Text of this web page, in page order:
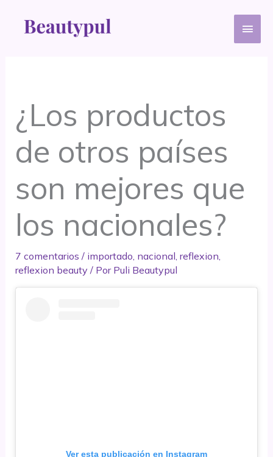
¿Los productos
de otros países
son mejores que
los nacionales?
7 comentarios / importado nacional reflexion
reflexion beauty / Por Puli Beautypul
Ver esta publicación en Instagram